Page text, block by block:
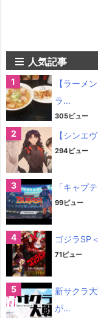
人気記事
【ラーメ
ラ...
305ビュー
【シンエ
294ビュー
「キャプ
99ビュー
ゴジラSP
71ビュー
新サクラ
が...